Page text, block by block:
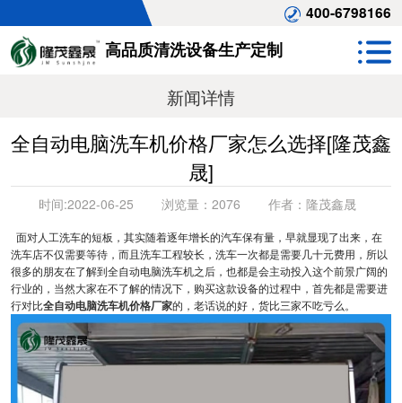
400-6798166
高品质清洗设备生产定制
新闻详情
全自动电脑洗车机价格厂家怎么选择[隆茂鑫
晟]
时间:2022-06-25 浏览量： 2076 作者： 隆茂鑫晟
面对人工洗车的短板，其实随着逐年增长的汽车保有量，早就显现了出来，在
洗车店不仅需要等待，而且洗车工程较长，洗车一次都是需要几十元费用，所以
很多的朋友在了解到全自动电脑洗车机之后，也都是会主动投入这个前景广阔的
行业的，当然大家在不了解的情况下，购买这款设备的过程中，首先都是需要进
行对比全自动电脑洗车机价格厂家的，老话说的好，货比三家不吃亏么。